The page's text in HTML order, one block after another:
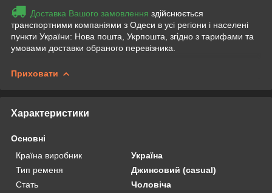
Доставка Вашого замовлення здійснюється
транспортними компаніями з Одеси в усі регіони і населені
пункти України: Нова пошта, Укрпошта, згідно з тарифами та
умовами доставки обраного перевізника.
Приховати
Характеристики
Основні
Країна виробник
Україна
Тип ременя
Джинсовий (casual)
Стать
Чоловіча